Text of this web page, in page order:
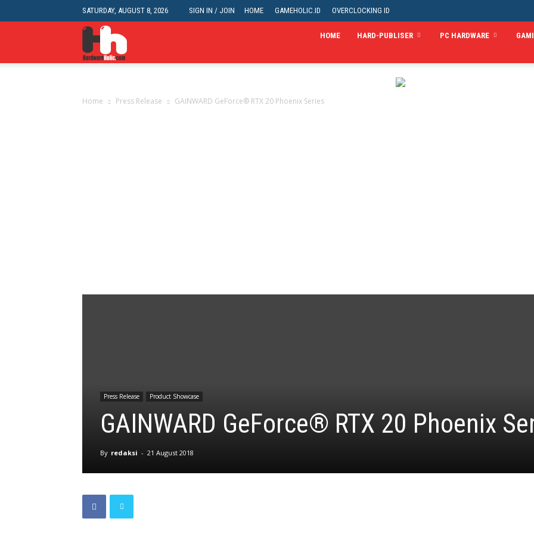
SATURDAY, AUGUST 8, 2026 SIGN IN / JOIN HOME GAMEHOLIC.ID OVERCLOCKING ID
HardwareHolic.com
HOME HARD-PUBLISER PC HARDWARE
Home Press Release GAINWARD GeForce® RTX 20 Phoenix Series
Press Release Product Showcase
GAINWARD GeForce® RTX 20 Phoenix
By redaksi - 21 August 2018